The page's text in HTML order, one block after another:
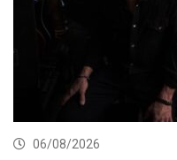
06/08/2026